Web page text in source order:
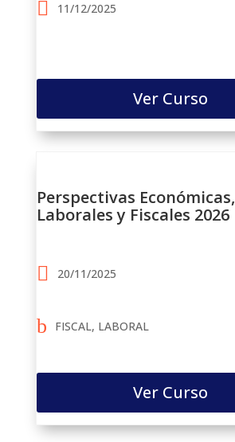
11/12/2025
Ver Curso
Perspectivas Económicas,
Laborales y Fiscales 2026
20/11/2025
FISCAL, LABORAL
Ver Curso